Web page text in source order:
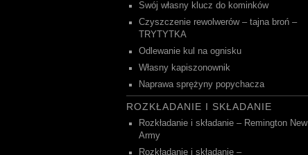
Swój własny klucz do kominków
Czyszczenie rewolwerów – tajna broń –
TRYTYTKA
Odlewanie kul na ognisku
Własny kapiszonownik
Naprawa sprężyny popychacza
ROZKŁADANIE I SKŁADANIE
Rozkładanie i składanie – Remington New
Army
Rozkładanie i składanie –